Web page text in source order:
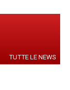
TUTTE LE NEWS